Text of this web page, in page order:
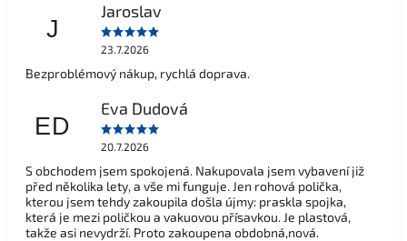
J
Jaroslav
23.7.2026
Bezproblémový nákup, rychlá doprava.
ED
Eva Dudová
20.7.2026
S obchodem jsem spokojená. Nakupovala jsem vybavení již
před několika lety, a vše mi funguje. Jen rohová polička,
kterou jsem tehdy zakoupila došla újmy: praskla spojka,
která je mezi poličkou a vakuovou přísavkou. Je plastová,
takže asi nevydrží. Proto zakoupena obdobná,nová.